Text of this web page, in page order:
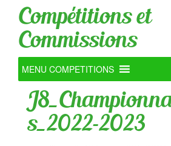
Compétitions et
Commissions
MENU COMPETITIONS
s_2022-2023